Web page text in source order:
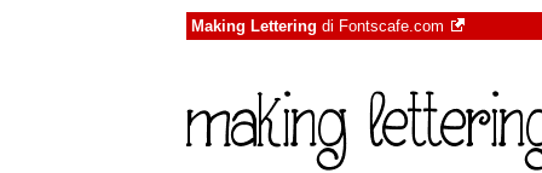
Making Lettering di Fontscafe.com